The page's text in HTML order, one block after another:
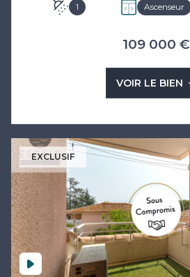
1 Ascenseur
109 000 €
VOIR LE BIEN
EXCLUSIF